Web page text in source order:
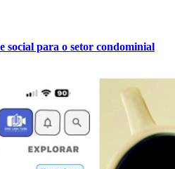
para o setor condominial